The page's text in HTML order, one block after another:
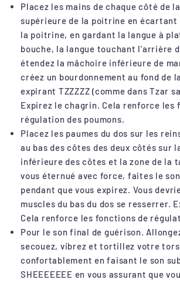
Placez les mains de chaque côté de
supérieure de la poitrine en écartant
la poitrine, en gardant la langue à
bouche, la langue touchant l’arrière
étendez la mâchoire inférieure de
créez un bourdonnement au fond de
expirant TZZZZZ (comme dans Tzar
Expirez le chagrin. Cela renforce les
régulation des poumons.
Placez les paumes du dos sur les
au bas des côtes des deux côtés sur
inférieure des côtes et la zone de la
vous éternué avec force, faites le son
pendant que vous expirez. Vous
muscles du bas du dos se resserrer.
Cela renforce les fonctions de
Pour le son final de guérison.
secouez, vibrez et tortillez votre
confortablement en faisant le son
SHEEEEEEE en vous assurant que